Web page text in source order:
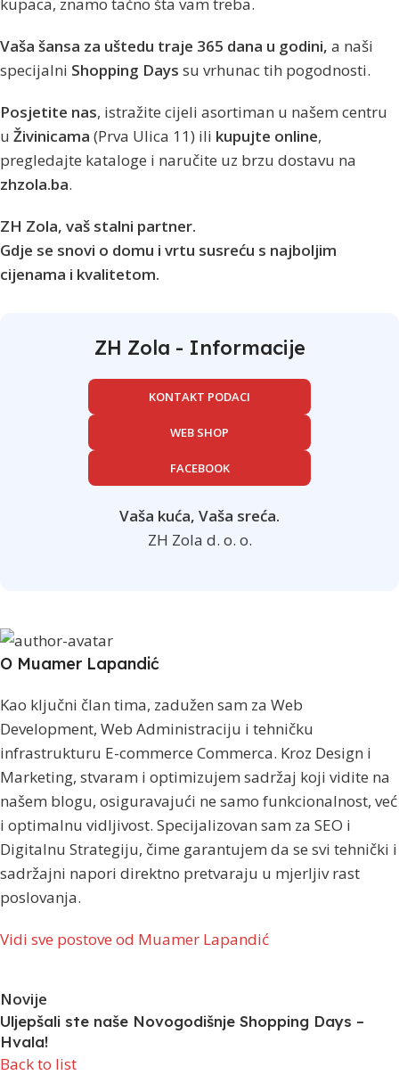
Vaša šansa za uštedu traje 365 dana u godini, a naši
specijalni Shopping Days su vrhunac tih pogodnosti.
Posjetite nas, istražite cijeli asortiman u našem centru
u Živinicama (Prva Ulica 11) ili kupujte online,
pregledajte kataloge i naručite uz brzu dostavu na
zhzola.ba.
ZH Zola, vaš stalni partner.
Gdje se snovi o domu i vrtu susreću s najboljim
cijenama i kvalitetom.
ZH Zola - Informacije
KONTAKT PODACI
WEB SHOP
FACEBOOK
Vaša kuća, Vaša sreća.
ZH Zola d. o. o.
O Muamer Lapandić
Kao ključni član tima, zadužen sam za Web
Development, Web Administraciju i tehničku
infrastrukturu E-commerce Commerca. Kroz Design i
Marketing, stvaram i optimizujem sadržaj koji vidite na
našem blogu, osiguravajući ne samo funkcionalnost, već
i optimalnu vidljivost. Specijalizovan sam za SEO i
Digitalnu Strategiju, čime garantujem da se svi tehnički i
sadržajni napori direktno pretvaraju u mjerljiv rast
poslovanja.
Vidi sve postove od Muamer Lapandić
Novije
Uljepšali ste naše Novogodišnje Shopping Days –
Hvala!
Back to list